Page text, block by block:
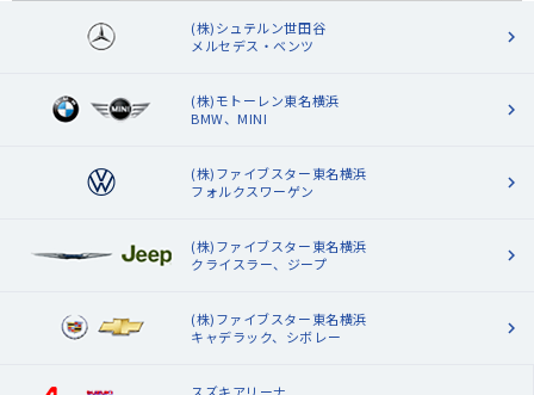
(株)シュテルン世田谷
メルセデス・ベンツ
(株)モトーレン東名横浜
BMW、MINI
(株)ファイブスター東名横浜
フォルクスワーゲン
(株)ファイブスター東名横浜
クライスラー、ジープ
(株)ファイブスター東名横浜
キャデラック、シボレー